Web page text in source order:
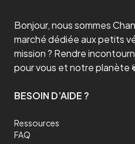
Bonjour, nous sommes
marché dédiée aux petits
mission ? Rendre
pour vous et notre planète
BESOIN D’AIDE ?
Ressources
FAQ